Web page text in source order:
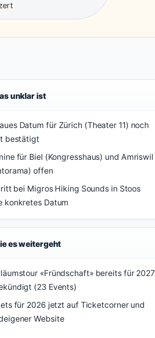
unklar ist
Datum für Zürich (Theater 11) noch
bestätigt
für Biel (Kongresshaus) und Amriswil
offen
bei Migros Hiking Sounds in Stoos
konkretes Datum
es weitergeht
«Fründschaft» bereits für 2027
(23 Events)
für 2026 jetzt auf Ticketcorner und
Website